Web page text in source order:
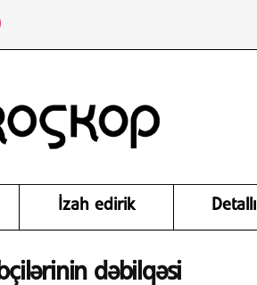
İzah edirik Detallı
dəbilqəsi